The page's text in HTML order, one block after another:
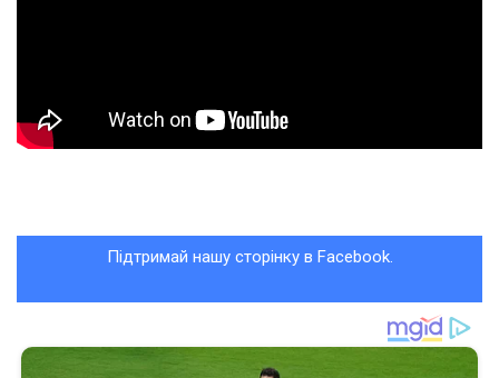
Підтримай нашу сторінку в Facebook.